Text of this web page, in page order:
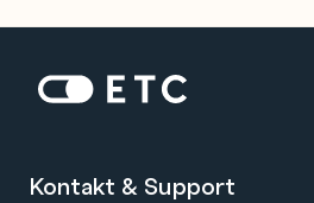
Startseite: ETC
Kontakt & Support